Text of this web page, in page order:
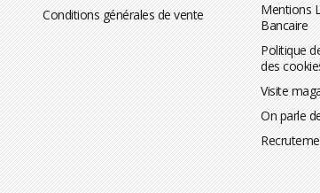
Conditions générales de vente
Mentions
Bancaire
Politique
des
Visite
On parle